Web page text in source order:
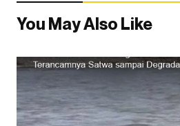
You May Also Like